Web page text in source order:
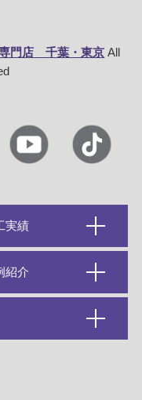
門店 千葉・東京 All
実績
紹介